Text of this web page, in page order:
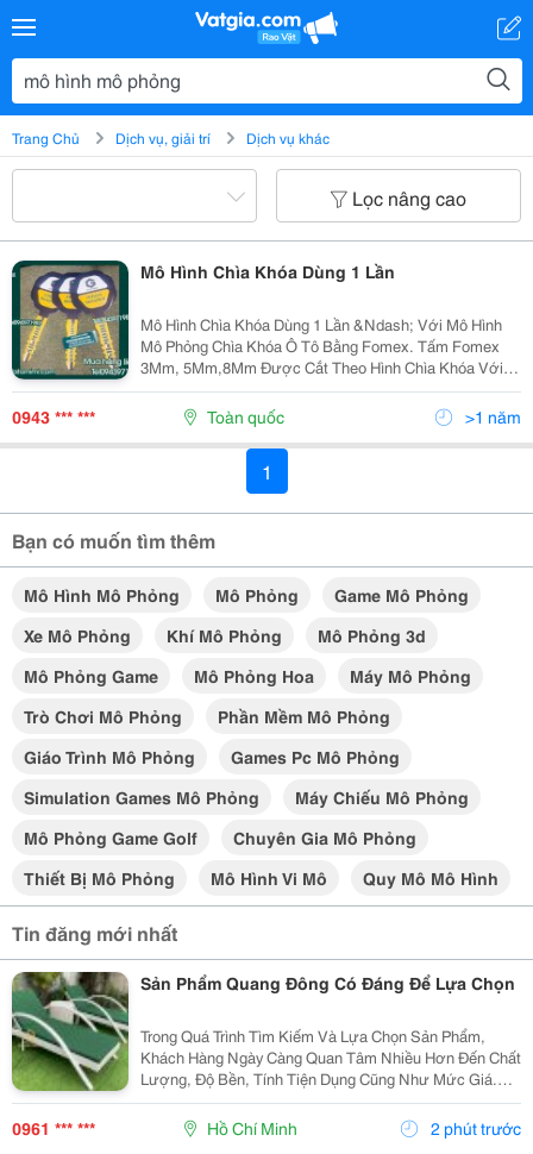
Trang Chủ Dịch vụ, giải trí Dịch vụ khác
Lọc nâng cao
Mô Hình Chìa Khóa Dùng 1 Lần
Mô Hình Chìa Khóa Dùng 1 Lần &Ndash; Với Mô Hình
Mô Phỏng Chìa Khóa Ô Tô Bằng Fomex. Tấm Fomex
3Mm, 5Mm,8Mm Được Cắt Theo Hình Chìa Khóa Với
Tỷ Lệ Lớn Hơn Thực Tế; Hình Ảnh In Bằng Pp Tràn Lên.
Sản Xuất Các Mẫu Cổng Trào Đa Dạng Phong Phú Từ
0943 *** *** Toàn quốc >1 năm
1
Bạn có muốn tìm thêm
Mô Hình Mô Phỏng Mô Phỏng
Game Mô Phỏng
Xe Mô Phỏng
Khí Mô Phỏng
Mô Phỏng 3d
Mô Phỏng Game
Mô Phỏng Hoa
Máy Mô Phỏng
Trò Chơi Mô Phỏng
Phần Mềm Mô Phỏng
Giáo Trình Mô Phỏng
Games Pc Mô Phỏng
Simulation Games Mô Phỏng
Máy Chiếu Mô Phỏng
Mô Phỏng Game Golf
Chuyên Gia Mô Phỏng
Thiết Bị Mô Phỏng
Mô Hình Vi Mô Quy Mô Mô Hình
Tin đăng mới nhất
Sản Phẩm Quang Đông Có Đáng Để Lựa Chọn
Trong Quá Trình Tìm Kiếm Và Lựa Chọn Sản Phẩm,
Khách Hàng Ngày Càng Quan Tâm Nhiều Hơn Đến Chất
Lượng, Độ Bền, Tính Tiện Dụng Cũng Như Mức Giá.
Thay Vì Chỉ Dựa Vào Quảng Cáo Hoặc Thông Tin Từ
Người Bán, Nhiều Người Có Xu Hướng Tìm Hiểu Thêm
Thông Tin...
0961 *** *** Hồ Chí Minh 2 phút trước